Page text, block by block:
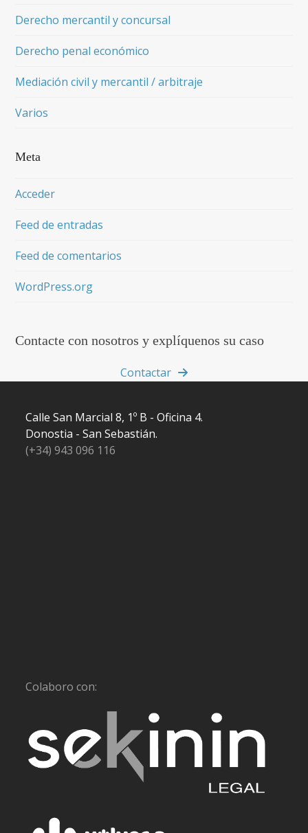
Derecho mercantil y concursal
Derecho penal económico
Mediación civil y mercantil / arbitraje
Varios
Meta
Acceder
Feed de entradas
Feed de comentarios
WordPress.org
Contacte con nosotros y explíquenos su caso
Contactar
Calle San Marcial 8, 1º B - Oficina 4.
Donostia - San Sebastián.
(+34) 943 096 116
Colaboro con: